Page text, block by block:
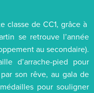
classe de CC1, grâce à
se retrouve l’année
au secondaire).
d’arrache-pied pour
son rêve, au gala de
pour souligner